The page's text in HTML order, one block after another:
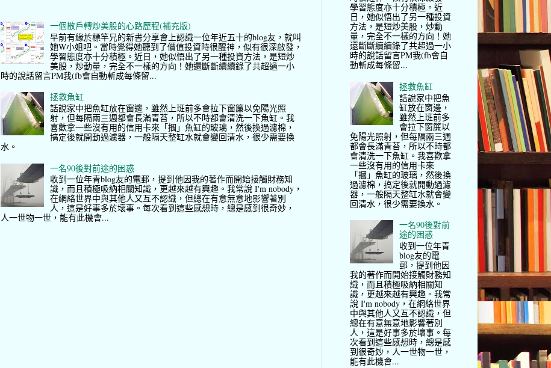
一個散戶轉炒美股的心路歷程(補充版)
早前有緣於標竿兄的新書分享會上認識一位年近五十的blog友，就叫
她W小姐吧。當時覺得她聽到了價值投資時很醒神，似有很深啟發，
學習態度亦十分積極。近日，她似悟出了另一種投資方法，是短炒
美股，炒動量，完全不一樣的方向！她還斷斷續續錄了共超過一小
時的說話留言PM我(fb會自動斬成每條留...
拯救魚缸
話說家中把魚缸放在窗邊，雖然上班前多會拉下窗簾以免陽光照
射，但每隔兩三週都會長滿青苔，所以不時都會清洗一下魚缸。我
喜歡拿一些沒有用的信用卡來「摑」魚缸的玻璃，然後換過濾棉，
搞定後就開動過濾器，一般隔天整缸水就會變回清水，很少需要換
水。
一名90後對前途的困惑
收到一位年青blog友的電郵，提到他因我的著作而開始接觸財務知
識，而且積極吸納相關知識，更越來越有興趣。我常說 I'm nobody，
在網絡世界中與其他人又互不認識，但總在有意無意地影響著別
人，這是好事多於壞事。每次看到這些感想時，總是感到很奇妙，
人一世物一世，能有此機會...
學習態度亦十分積極。近
日，她似悟出了另一種投資
方法，是短炒美股，炒動
量，完全不一樣的方向！她
還斷斷續續錄了共超過一小
時的說話留言PM我(fb會自
動斬成每條留...
拯救魚缸
話說家中把魚
缸放在窗邊，
雖然上班前多
會拉下窗簾以
免陽光照射，但每隔兩三週
都會長滿青苔，所以不時都
會清洗一下魚缸。我喜歡拿
一些沒有用的信用卡來
「摑」魚缸的玻璃，然後換
過濾棉，搞定後就開動過濾
器，一般隔天整缸水就會變
回清水，很少需要換水。
一名90後對前
途的困惑
收到一位年青
blog友的電
郵，提到他因
我的著作而開始接觸財務知
識，而且積極吸納相關知
識，更越來越有興趣。我常
說 I'm nobody，在網絡世界
中與其他人又互不認識，但
總在有意無意地影響著別
人，這是好事多於壞事。每
次看到這些感想時，總是感
到很奇妙，人一世物一世，
能有此機會...